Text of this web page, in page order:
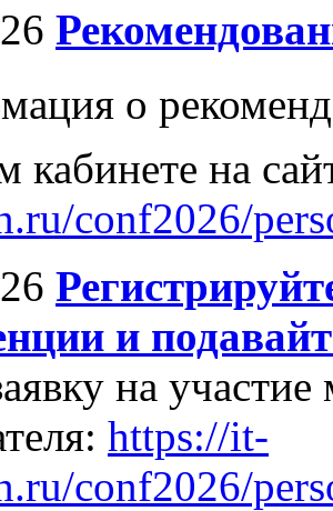
о
кабинете на
conf2026/
и
на
https://it-
conf2026/